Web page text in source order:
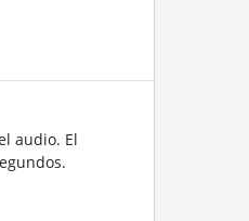
audio. El